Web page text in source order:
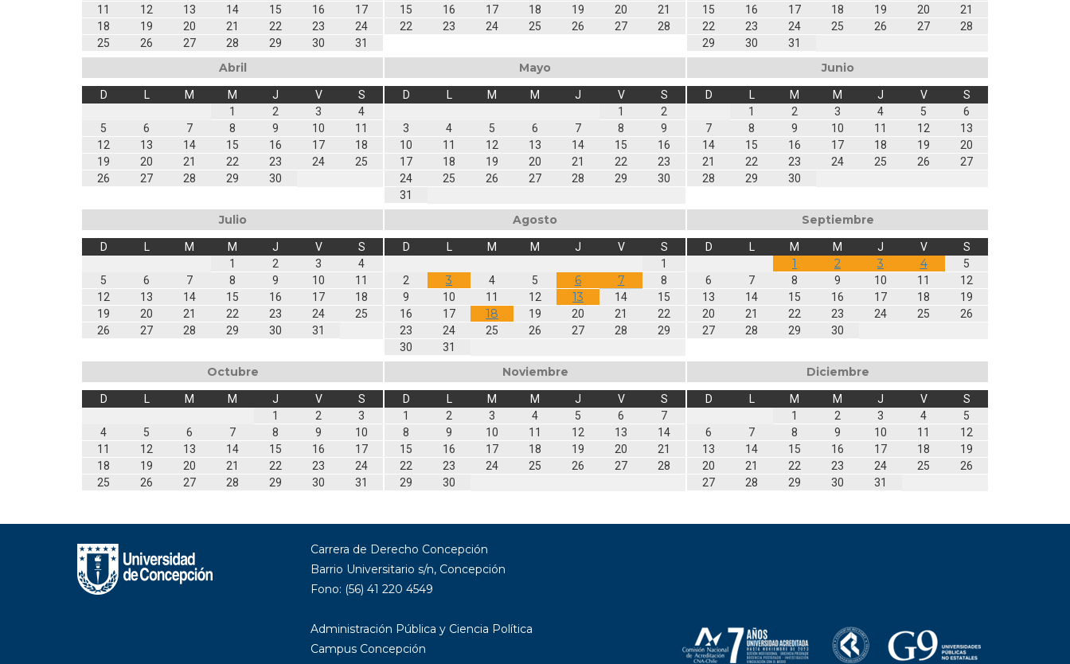
11
12 13 14 15 16
17
18
19 20 21 22 23
24
25
26 27 28 29 30 31
15
16 17 18 19 20
21
22
23 24 25 26 27 28
15
16 17 18 19 20
21
22
23 24 25 26 27
28
29
30 31
Abril
D L M M J V
S
1
2 3
4
5
6 7 8 9 10
11
12
13 14 15 16 17
18
19
20 21 22 23 24
25
26
27 28 29 30
Mayo
D L M M J V
S
1
2
3
4 5 6 7 8
9
10
11 12 13 14 15
16
17
18 19 20 21 22
23
24
25 26 27 28 29
30
31
Junio
D L M M J V
S
1
2 3 4 5
6
7
8 9 10 11 12
13
14
15 16 17 18 19
20
21
22 23 24 25 26
27
28
29 30
Julio
D L M M J V
S
1
2 3
4
5
6 7 8 9 10
11
12
13 14 15 16 17
18
19
20 21 22 23 24
25
26
27 28 29 30 31
Agosto
D L M M J V
S
1
2
3 4 5 6 7
8
9
10 11 12 13 14
15
16
17 18 19 20 21
22
23
24 25 26 27 28
29
30
31
Septiembre
D L M M J V S
1 2 3 4
5
6
7 8 9 10 11
12
13
14 15 16 17 18
19
20
21 22 23 24 25
26
27
28 29 30
Octubre
D L M M J V
S
1
2
3
4
5 6 7 8 9
10
11
12 13 14 15 16
17
18
19 20 21 22 23
24
25
26 27 28 29 30 31
Noviembre
D L M M J V
S
1
2 3 4 5 6
7
8
9 10 11 12 13
14
15
16 17 18 19 20
21
22
23 24 25 26 27
28
29
30
Diciembre
D L M M J V
S
1
2 3 4
5
6
7 8 9 10 11
12
13
14 15 16 17 18
19
20
21 22 23 24 25
26
27
28 29 30 31
Carrera de Derecho Concepción
Barrio Universitario s/n, Concepción
Fono: (56) 41 220 4549
Administración Pública y Ciencia Política
Campus Concepción